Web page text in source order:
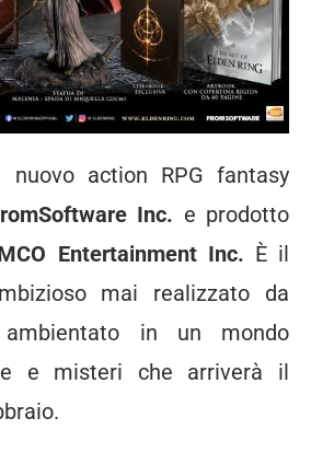
action RPG fantasy
Inc. e prodotto
Entertainment Inc. È il
mai realizzato da
ambientato in un mondo
e misteri che arriverà il